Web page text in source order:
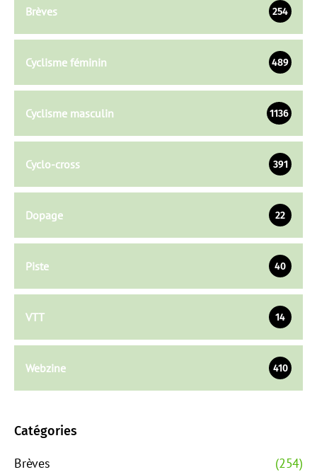
Brèves 254
Cyclisme féminin 489
Cyclisme masculin 1136
Cyclo-cross 391
Dopage 22
Piste 40
VTT 14
Webzine 410
Catégories
Brèves
(254)